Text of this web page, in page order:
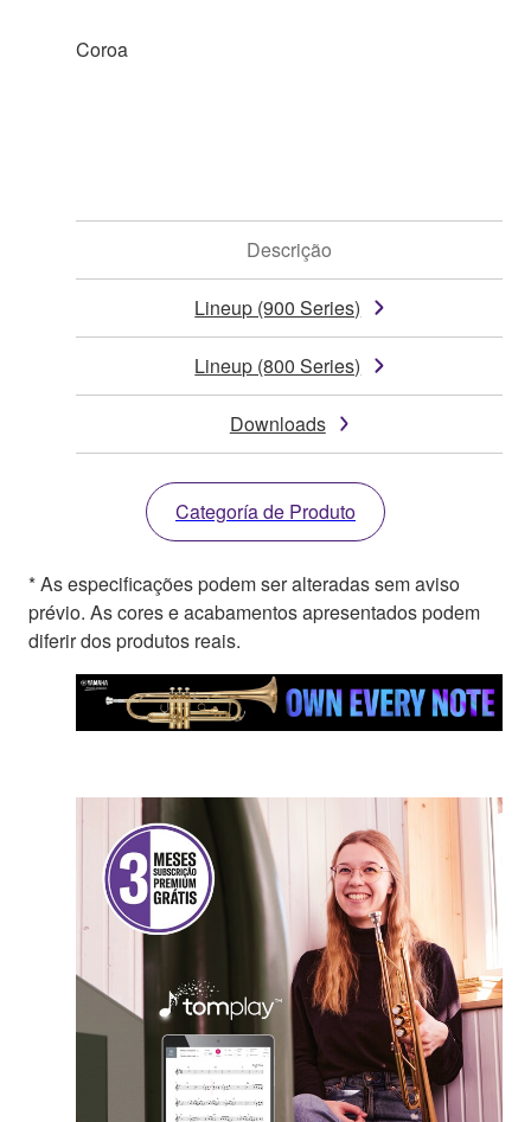
Coroa
Descrição
Lineup (900 Series)
Lineup (800 Series)
Downloads
Categoría de Produto
* As especificações podem ser alteradas sem aviso
prévio. As cores e acabamentos apresentados podem
diferir dos produtos reais.